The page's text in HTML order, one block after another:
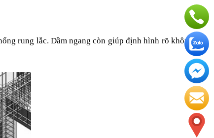
rung lắc. Dầm ngang còn giúp định hình rõ không